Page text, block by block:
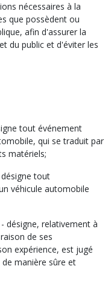
nécessaires à la
que possèdent ou
afin d'assurer la
du public et d'éviter les
tout événement
qui se traduit par
matériels;
tout
véhicule automobile
désigne, relativement à
de ses
expérience, est jugé
manière sûre et